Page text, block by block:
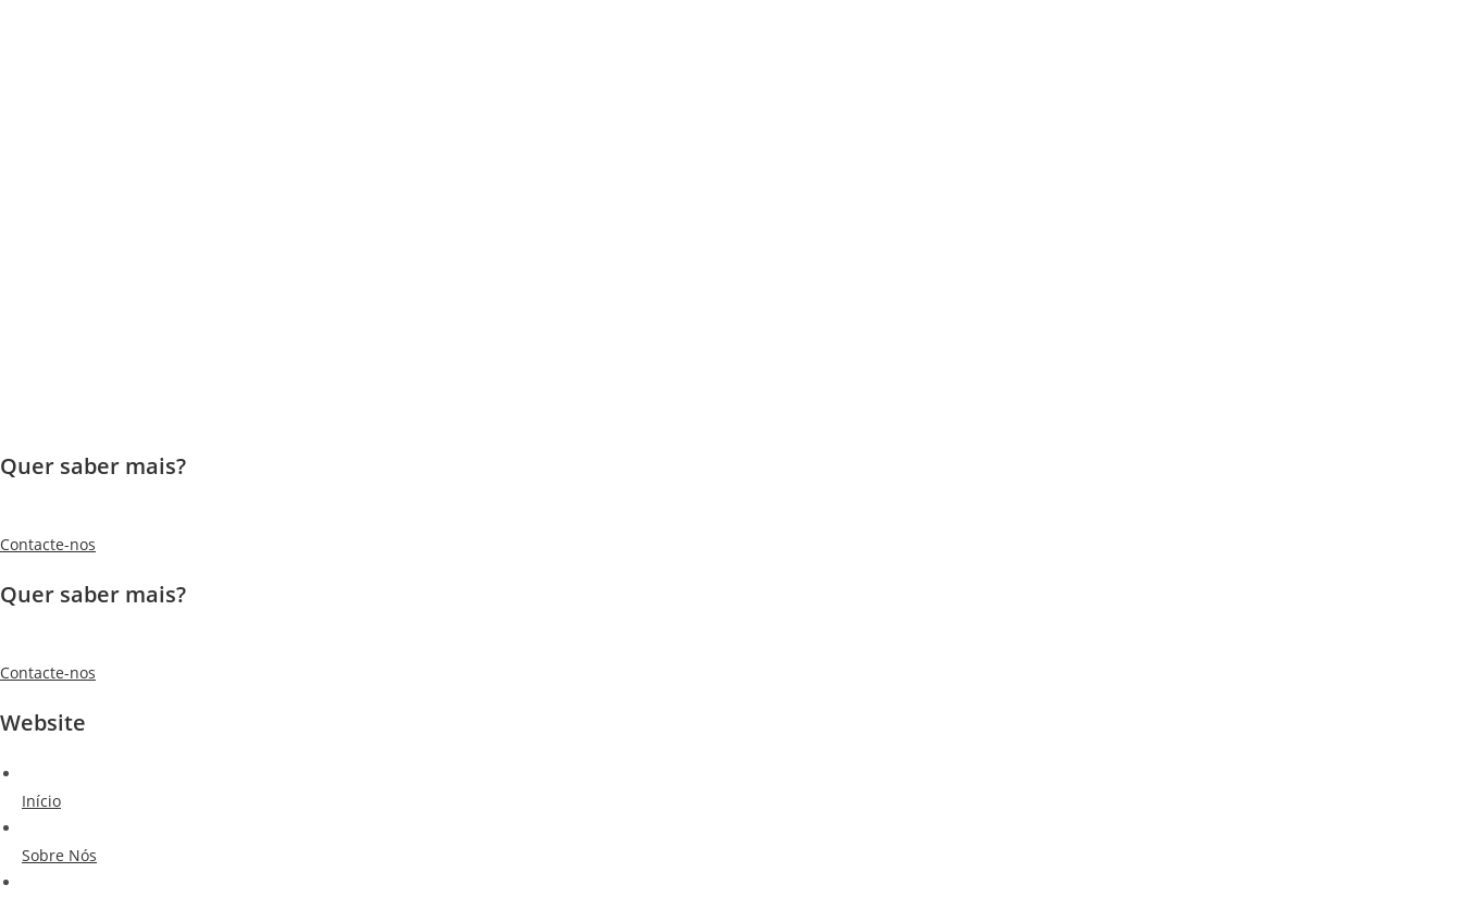
Quer saber mais?
Contacte-nos
Quer saber mais?
Contacte-nos
Website
Início
Sobre Nós